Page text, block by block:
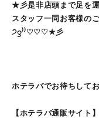
★彡是非店頭まで足を
スタッフ一同お客様の
੭ꠥ⁾⁾♡♡♡★彡
ホテラバでお待ちして
【ホテラバ通販サイト】